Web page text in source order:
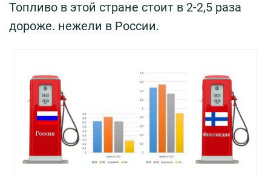
Топливо в этой стране стоит в 2-2,5 раза
дороже. нежели в России.